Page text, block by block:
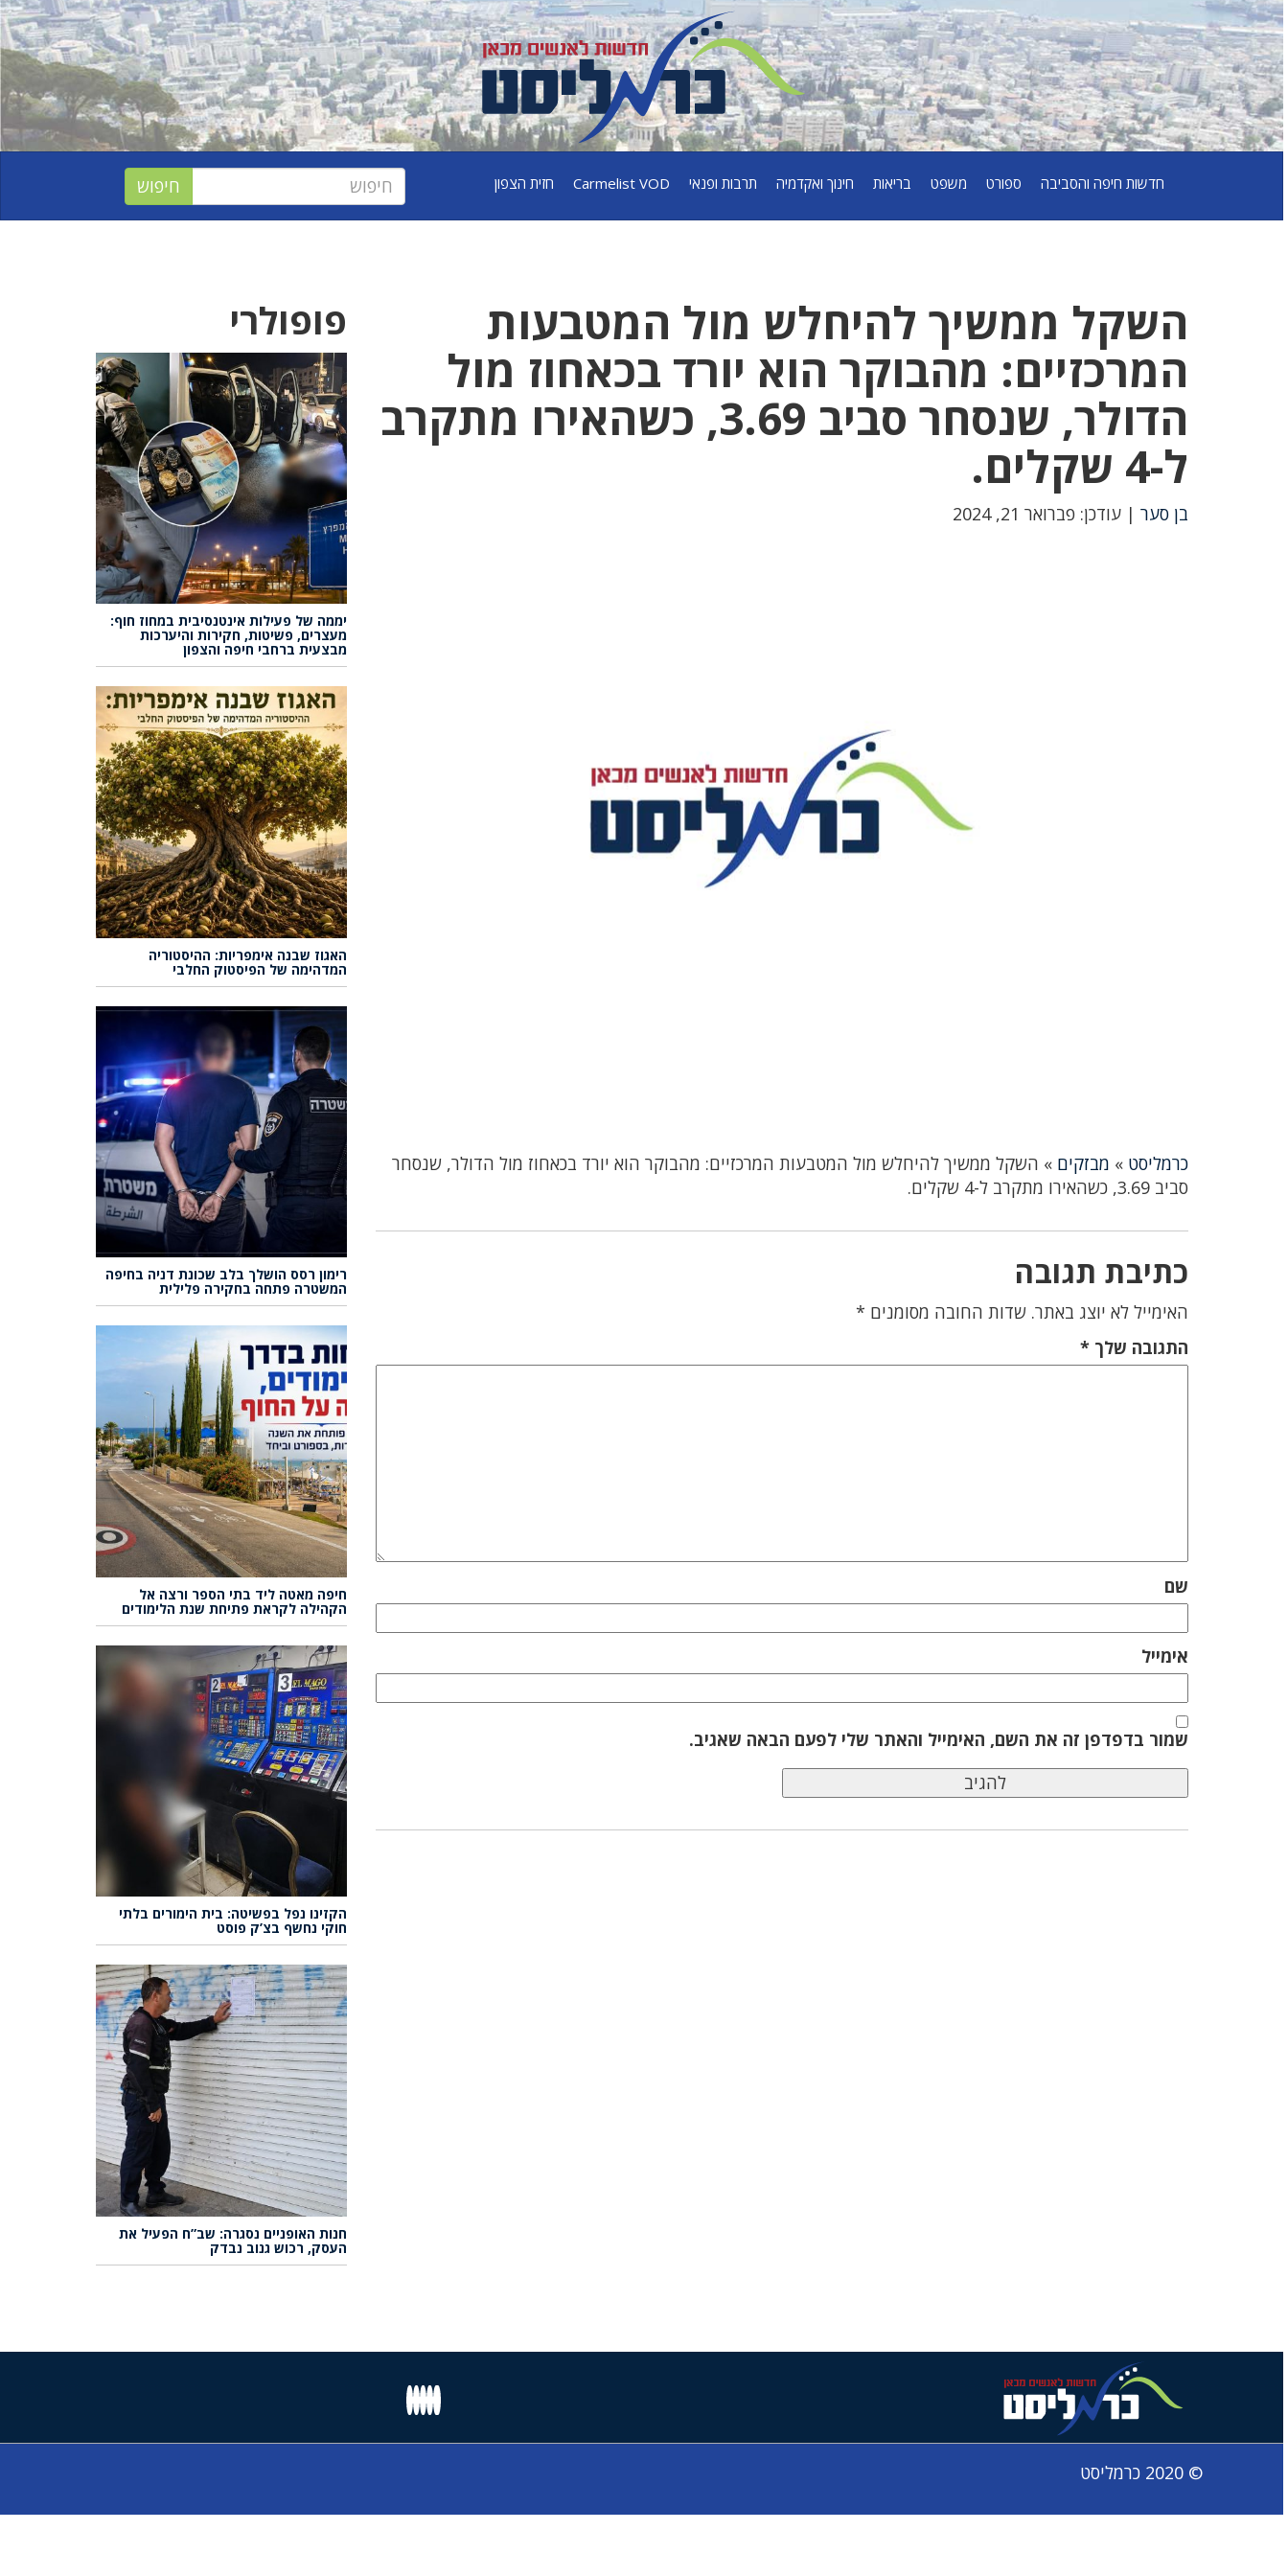
חדשות חיפה והסביבה ספורט משפט בריאות חינוך ואקדמיה תרבות ופנאי Carmelist VOD חזית הצפון
השקל ממשיך להיחלש מול המטבעות
המרכזיים: מהבוקר הוא יורד בכאחוז מול
הדולר, שנסחר סביב 3.69, כשהאירו מתקרב
ל-4 שקלים.
בן סער | עודכן: פברואר 21, 2024
כרמליסט » מבזקים » השקל ממשיך להיחלש מול המטבעות המרכזיים: מהבוקר הוא יורד בכאחוז מול הדולר, שנסחר
סביב 3.69, כשהאירו מתקרב ל-4 שקלים.
כתיבת תגובה
האימייל לא יוצג באתר. שדות החובה מסומנים *
התגובה שלך*
שם
אימייל
שמור בדפדפן זה את השם, האימייל והאתר שלי לפעם הבאה שאגיב.
פופולרי
יממה של פעילות אינטנסיבית במחוז חוף:
מעצרים, פשיטות, חקירות והיערכות
מבצעית ברחבי חיפה והצפון
האגוז שבנה אימפריות: ההיסטוריה
המדהימה של הפיסטוק החלבי
רימון רסס הושלך בלב שכונת דניה בחיפה
המשטרה פתחה בחקירה פלילית
חיפה מאטה ליד בתי הספר ורצה אל
הקהילה לקראת פתיחת שנת הלימודים
הקזינו נפל בפשיטה: בית הימורים בלתי
חוקי נחשף בצ’ק פוסט
חנות האופניים נסגרה: שב”ח הפעיל את
העסק, רכוש גנוב נבדק
© 2020 כרמליסט